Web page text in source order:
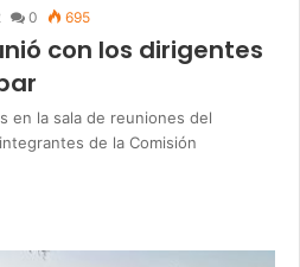
0 695
con los dirigentes
en la sala de reuniones del
de la Comisión